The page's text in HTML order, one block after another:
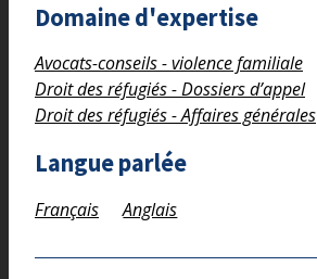
Domaine d'expertise
Avocats-conseils - violence familiale
Droit des réfugiés - Dossiers d’appel
Droit des réfugiés - Affaires générales
Langue parlée
Français Anglais